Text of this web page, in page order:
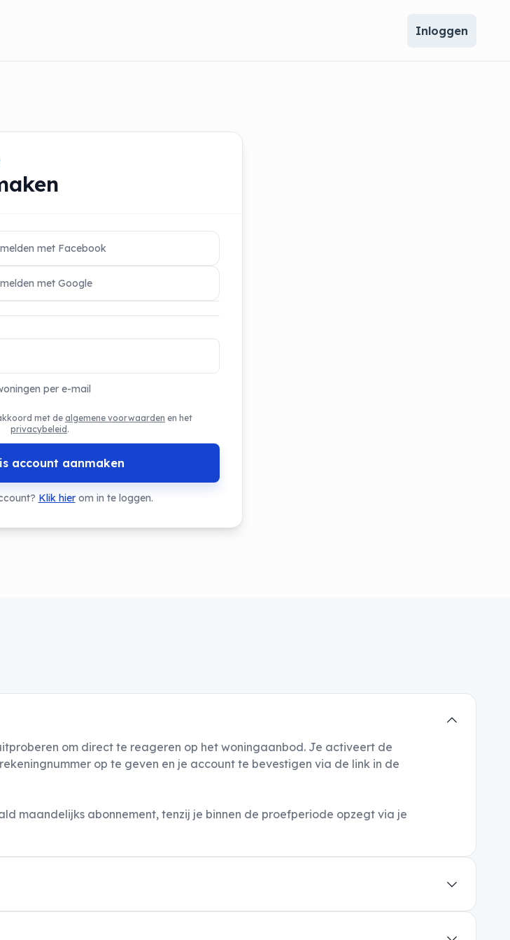
Inloggen
met Facebook
met Google
per e-mail
met de algemene voorwaarden en het
privacybeleid .
account aanmaken
Klik hierom in te loggen.
om direct te reageren op het woningaanbod. Je activeert de
op te geven en je account te bevestigen via de link in de
maandelijks abonnement, tenzij je binnen de proefperiode opzegt via je